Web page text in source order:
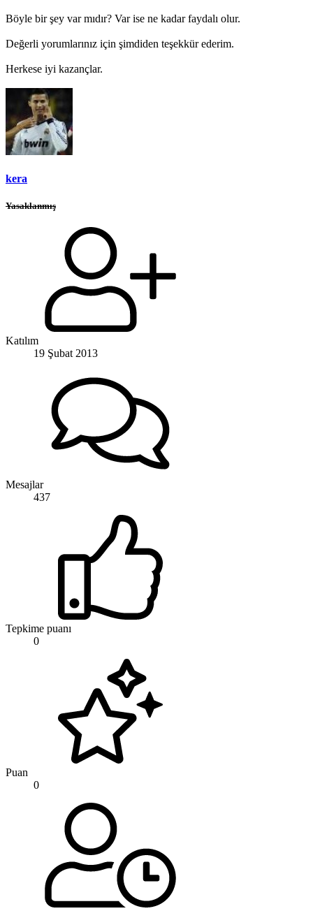
Böyle bir şey var mıdır? Var ise ne kadar faydalı olur.
Değerli yorumlarınız için şimdiden teşekkür ederim.
Herkese iyi kazançlar.
kera
Yasaklanmış
Katılım
19 Şubat 2013
Mesajlar
437
Tepkime puanı
0
Puan
0